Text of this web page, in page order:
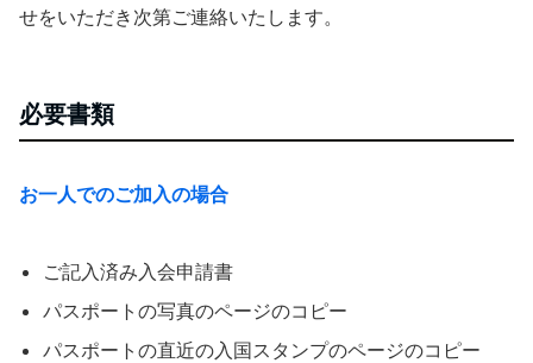
せをいただき次第ご連絡いたします。
必要書類
お一人でのご加入の場合
ご記入済み入会申請書
パスポートの写真のページのコピー
パスポートの直近の入国スタンプのページのコピー